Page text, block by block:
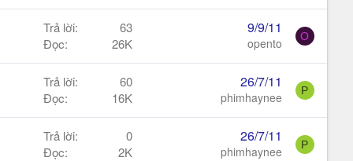
Trả lời
63
Đọc
26K
9/9/11
opento O
Trả lời
60
Đọc
16K
26/7/11
phimhaynee P
Trả lời
0
Đọc
2K
26/7/11
phimhaynee P